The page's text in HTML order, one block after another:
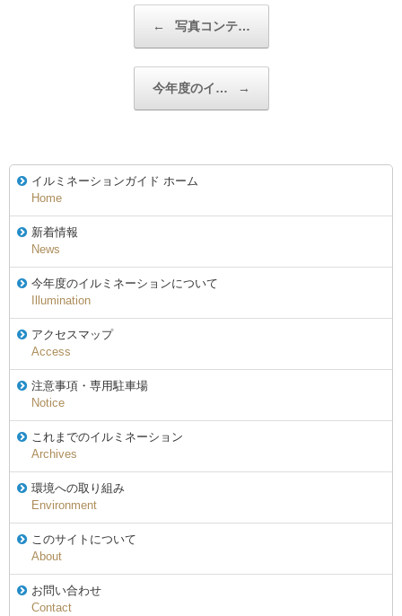
← 写真コンテ…
今年度のイ… →
イルミネーションガイド ホーム
Home
新着情報
News
今年度のイルミネーションについて
Illumination
アクセスマップ
Access
注意事項・専用駐車場
Notice
これまでのイルミネーション
Archives
環境への取り組み
Environment
このサイトについて
About
お問い合わせ
Contact